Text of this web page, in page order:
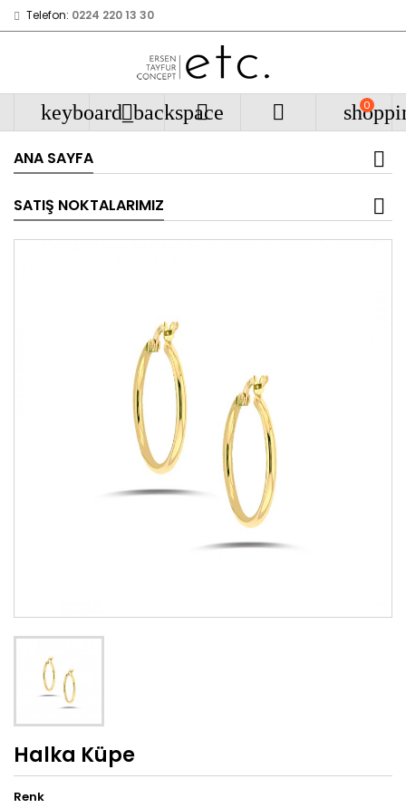
Telefon: 0224 220 13 30
keyboard_backspace
   0
ANA SAYFA
SATIŞ NOKTALARIMIZ
Halka Küpe
Renk